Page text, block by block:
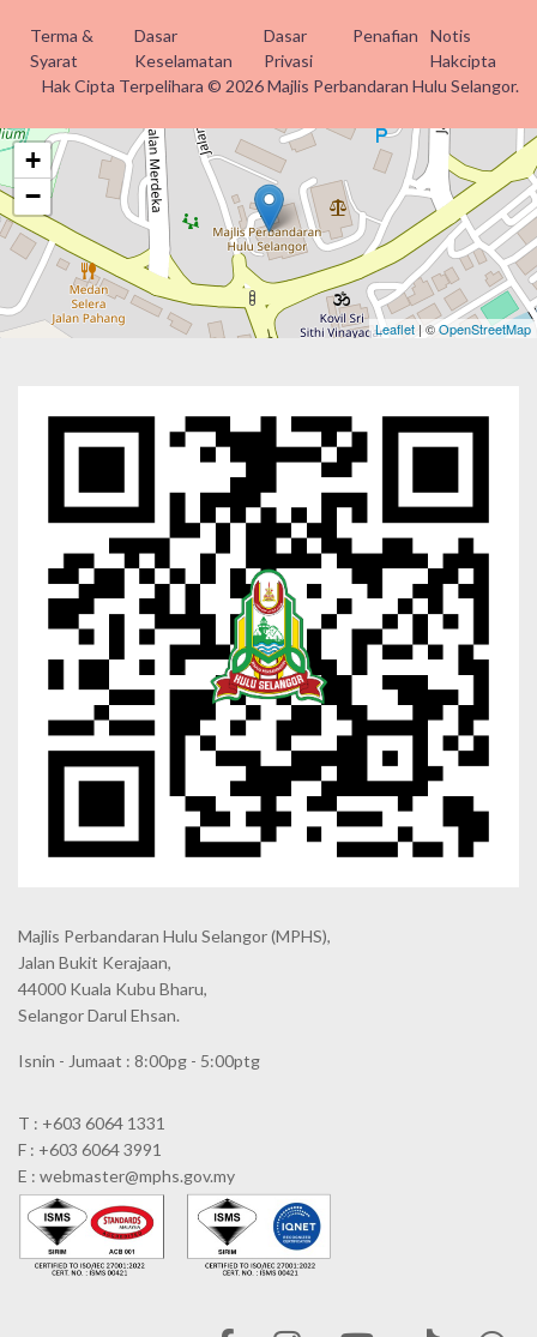
Terma &
Syarat
Dasar
Keselamatan
Dasar
Privasi
Penafian
Notis
Hakcipta
Hak Cipta Terpelihara © 2026 Majlis Perbandaran Hulu Selangor.
+
−
Leaflet | ©OpenStreetMap
Majlis Perbandaran Hulu Selangor (MPHS),
Jalan Bukit Kerajaan,
44000 Kuala Kubu Bharu,
Selangor Darul Ehsan.
Isnin - Jumaat : 8:00pg - 5:00ptg
T : +603 6064 1331
F : +603 6064 3991
E : webmaster@mphs.gov.my